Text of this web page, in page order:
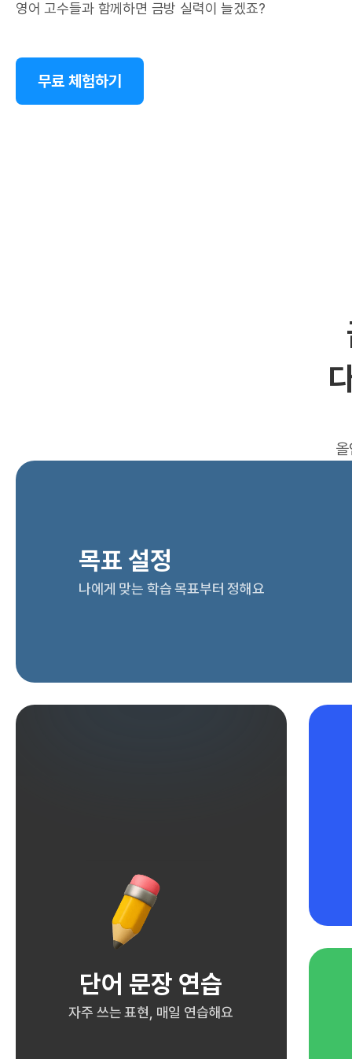
영어 고수들과 함께하면 금방 실력이 늘겠죠?
무료 체험하기
목표 설정
나에게 맞는 학습 목표부터 정해요
단어 문장 연습
자주 쓰는 표현, 매일 연습해요